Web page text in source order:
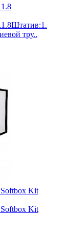
тру..
Softbox Kit
Softbox Kit